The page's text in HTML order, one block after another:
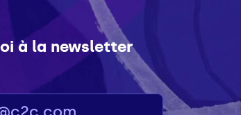
à la newsletter